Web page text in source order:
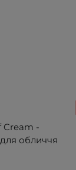
Cream -
обличчя